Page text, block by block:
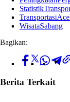
WisataSabang
Bagikan:
Berita Terkait